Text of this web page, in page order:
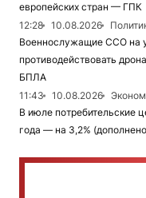
европейских стран — ГПК
12:28
10.08.2026
Военнослужащие ССО на
противодействовать
БПЛА
11:43
10.08.2026
В июле потребительские
года — на 3,2%